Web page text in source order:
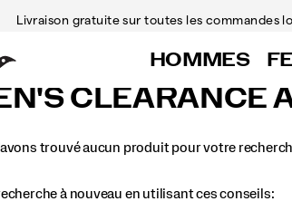
Livraison gratuite sur toutes les commandes
HOMMES
CLEARANCE
trouvé aucun produit pour votre
à nouveau en utilisant ces conseils: